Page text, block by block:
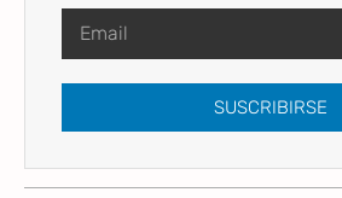
SUSCRIBIRSE